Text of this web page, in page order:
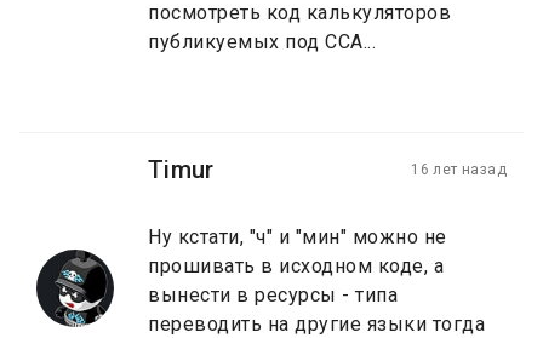
посмотреть код калькуляторов
публикуемых под CCA...
Timur 16 лет назад
Ну кстати, "ч" и "мин" можно не
прошивать в исходном коде, а
вынести в ресурсы - типа
переводить на другие языки тогда